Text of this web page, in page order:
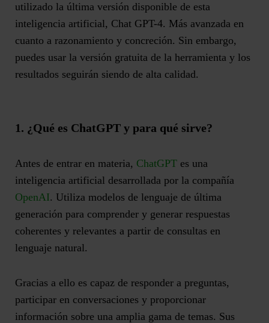
utilizado la última versión disponible de esta
inteligencia artificial, Chat GPT-4. Más avanzada en
cuanto a razonamiento y concreción. Sin embargo,
puedes usar la versión gratuita de la herramienta y los
resultados seguirán siendo de alta calidad.
1. ¿Qué es ChatGPT y para qué sirve?
Antes de entrar en materia, ChatGPT es una
inteligencia artificial desarrollada por la compañía
OpenAI. Utiliza modelos de lenguaje de última
generación para comprender y generar respuestas
coherentes y relevantes a partir de consultas en
lenguaje natural.
Gracias a ello es capaz de responder a preguntas,
participar en conversaciones y proporcionar
información sobre una amplia gama de temas. Sus